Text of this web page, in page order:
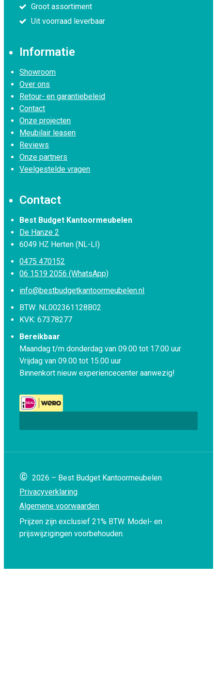
Groot assortiment
Uit voorraad leverbaar
Informatie
Showroom
Over ons
Retour- en garantiebeleid
Contact
Onze projecten
Meubilair leasen
Reviews
Onze partners
Veelgestelde vragen
Contact
Best Budget Kantoormeubelen
De Hanze 2
6049 HZ Herten (NL-LI)
0475 470152
06 1519 2056 (WhatsApp)
info@bestbudgetkantoormeubelen.nl
BTW: NL002361128B02
KVK: 67378277
Bereikbaar
Maandag t/m donderdag van 09.00 tot 17.00 uur
Vrijdag van 09.00 tot 15.00 uur
Binnenkort nieuw experiencecenter aanwezig!
© 2026 – Best Budget Kantoormeubelen
Privacyverklaring
Algemene voorwaarden
Prijzen zijn exclusief 21% BTW. Model- en
prijswijzigingen voorbehouden.